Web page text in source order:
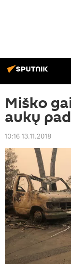
Miško
aukų
10:16 13.11.2018